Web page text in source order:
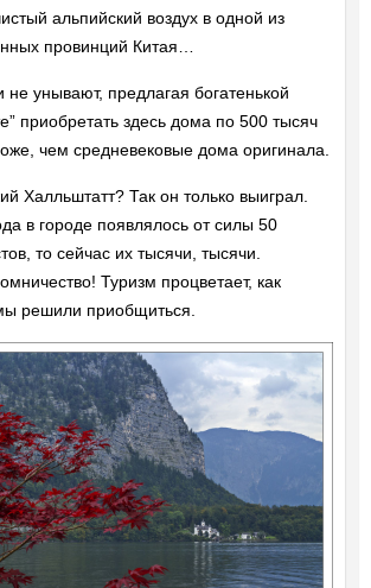
альпийский воздух в одной из
провинций Китая…
не унывают, предлагая богатенькой
приобретать здесь дома по 500 тысяч
чем средневековые дома оригинала.
Халльштатт? Так он только выиграл.
в городе появлялось от силы 50
то сейчас их тысячи, тысячи.
Туризм процветает, как
решили приобщиться.